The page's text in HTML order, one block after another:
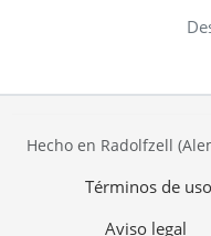
Hecho en Radolfzell
Términos de uso
Aviso legal